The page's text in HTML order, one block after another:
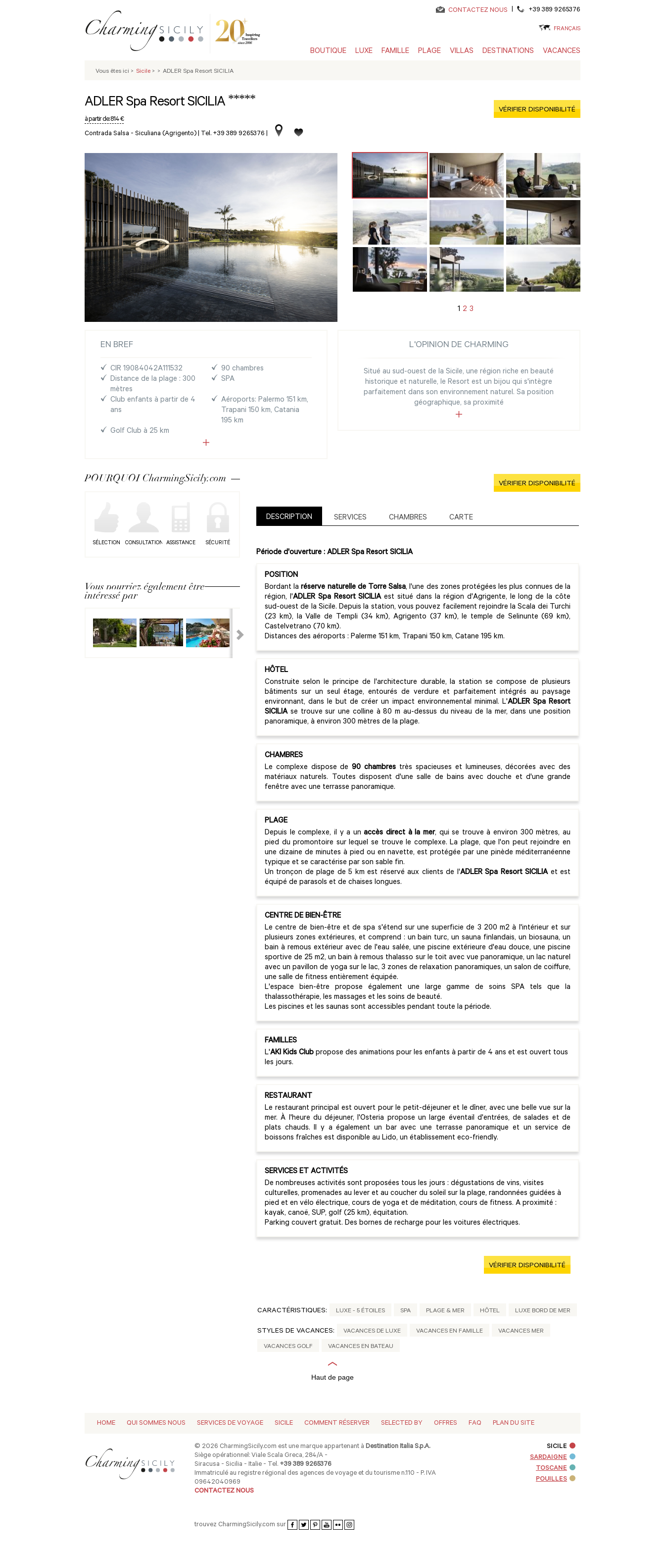
CONTACTEZ NOUS | +39 389 9265376
FRANÇAIS
BOUTIQUE LUXE FAMILLE PLAGE VILLAS DESTINATIONS VACANCES
Vous êtes ici > Sicile > > ADLER Spa Resort SICILIA
ADLER Spa Resort SICILIA *****
à partir de:814 €
Contrada Salsa - Siculiana (Agrigento) | Tel. +39 389 9265376 |
VÉRIFIER DISPONIBILITÉ
1 2 3
EN BREF
CIR 19084042A111532
90 chambres
Distance de la plage : 300
mètres
SPA
Club enfants à partir de 4
ans
Aéroports: Palermo 151 km,
Trapani 150 km, Catania
195 km
Golf Club à 25 km
L'OPINION DE CHARMING
Situé au sud-ouest de la Sicile, une région riche en beauté
historique et naturelle, le Resort est un bijou qui s'intègre
parfaitement dans son environnement naturel. Sa position
géographique, sa proximité
POURQUOI CharmingSicily.com
SÉLECTION CONSULTATION ASSISTANCE SÉCURITÉ
Vous pourriez également être
intéressé par
VÉRIFIER DISPONIBILITÉ
DESCRIPTION SERVICES CHAMBRES CARTE
Période d'ouverture : ADLER Spa Resort SICILIA
POSITION
Bordant laréserve naturelle de Torre Salsa, l'une des zones protégées les plus connues de la
région, l'ADLER Spa Resort SICILIAest situé dans la région d'Agrigente, le long de la côte
sud-ouest de la Sicile. Depuis la station, vous pouvez facilement rejoindre la Scala dei Turchi
(23 km), la Valle de Templi (34 km), Agrigento (37 km), le temple de Selinunte (69 km),
Castelvetrano (70 km).
Distances des aéroports : Palerme 151 km, Trapani 150 km, Catane 195 km.
HÔTEL
Construite selon le principe de l'architecture durable, la station se compose de plusieurs
bâtiments sur un seul étage, entourés de verdure et parfaitement intégrés au paysage
environnant, dans le but de créer un impact environnemental minimal. L'ADLER Spa Resort
SICILIAse trouve sur une colline à 80 m au-dessus du niveau de la mer, dans une position
panoramique, à environ 300 mètres de la plage.
CHAMBRES
Le complexe dispose de90 chambres très spacieuses et lumineuses, décorées avec des
matériaux naturels. Toutes disposent d'une salle de bains avec douche et d'une grande
fenêtre avec une terrasse panoramique.
PLAGE
Depuis le complexe, il y a unaccès direct à la mer, qui se trouve à environ 300 mètres, au
pied du promontoire sur lequel se trouve le complexe. La plage, que l'on peut rejoindre en
une dizaine de minutes à pied ou en navette, est protégée par une pinède méditerranéenne
typique et se caractérise par son sable fin.
Un tronçon de plage de 5 km est réservé aux clients de l'ADLER Spa Resort SICILIAet est
équipé de parasols et de chaises longues.
CENTRE DE BIEN-ÊTRE
Le centre de bien-être et de spa s'étend sur une superficie de 3 200 m2 à l'intérieur et sur
plusieurs zones extérieures, et comprend : un bain turc, un sauna finlandais, un biosauna, un
bain à remous extérieur avec de l'eau salée, une piscine extérieure d'eau douce, une piscine
sportive de 25 m2, un bain à remous thalasso sur le toit avec vue panoramique, un lac naturel
avec un pavillon de yoga sur le lac, 3 zones de relaxation panoramiques, un salon de coiffure,
une salle de fitness entièrement équipée.
L'espace bien-être propose également une large gamme de soins SPA tels que la
thalassothérapie, les massages et les soins de beauté.
Les piscines et les saunas sont accessibles pendant toute la période.
FAMILLES
L'AKI Kids Club propose des animations pour les enfants à partir de 4 ans et est ouvert tous
les jours.
RESTAURANT
Le restaurant principal est ouvert pour le petit-déjeuner et le dîner, avec une belle vue sur la
mer. À l'heure du déjeuner, l'Osteria propose un large éventail d'entrées, de salades et de
plats chauds. Il y a également un bar avec une terrasse panoramique et un service de
boissons fraîches est disponible au Lido, un établissement eco-friendly.
SERVICES ET ACTIVITÉS
De nombreuses activités sont proposées tous les jours : dégustations de vins, visites
culturelles, promenades au lever et au coucher du soleil sur la plage, randonnées guidées à
pied et en vélo électrique, cours de yoga et de méditation, cours de fitness. A proximité :
kayak, canoë, SUP, golf (25 km), équitation.
Parking couvert gratuit. Des bornes de recharge pour les voitures électriques.
VÉRIFIER DISPONIBILITÉ
CARACTÉRISTIQUES: LUXE - 5 ÉTOILES SPA PLAGE & MER HÔTEL LUXE BORD DE MER
STYLES DE VACANCES: VACANCES DE LUXE VACANCES EN FAMILLE VACANCES MER
VACANCES GOLF VACANCES EN BATEAU
Haut de page
HOME QUI SOMMES NOUS SERVICES DE VOYAGE SICILE COMMENT RÉSERVER SELECTED BY OFFRES FAQ PLAN DU SITE
© 2026 CharmingSicily.com est une marque appartenant àDestination Italia S.p.A.
Siège opérationnel: Viale Scala Greca, 284/A -
Siracusa - Sicilia - Italie - Tel. +39 389 9265376
Immatriculé au registre régional des agences de voyage et du tourisme n.110 - P. IVA
09642040969
CONTACTEZ NOUS
trouvez CharmingSicily.com sur
SICILE
SARDAIGNE
TOSCANE
POUILLES